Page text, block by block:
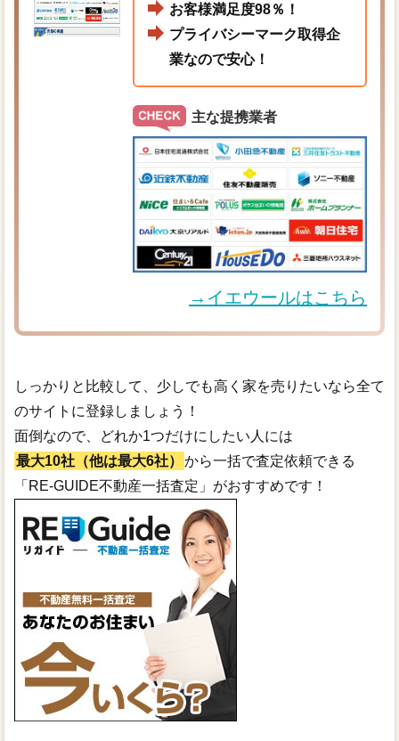
お客様満足度98％！
プライバシーマーク取得企
業なので安心！
主な提携業者
→イエウールはこちら
しっかりと比較して、少しでも高く家を売りたいなら全て
のサイトに登録しましょう！
面倒なので、どれか1つだけにしたい人には
最大10社（他は最大6社）
から一括で査定依頼できる
「RE-GUIDE不動産一括査定」がおすすめです！